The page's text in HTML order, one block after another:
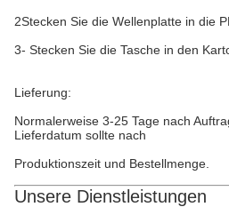
2Stecken Sie die Wellenplatte in die
3- Stecken Sie die Tasche in den
Lieferung:
Normalerweise 3-25 Tage nach
Lieferdatum sollte nach
Produktionszeit und Bestellmenge.
Unsere Dienstleistungen